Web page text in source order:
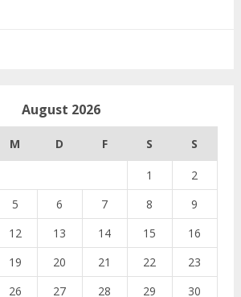
August 2026
M D F S S
1
2
5 6 7 8
9
12 13 14 15
16
19 20 21 22
23
26 27 28 29
30